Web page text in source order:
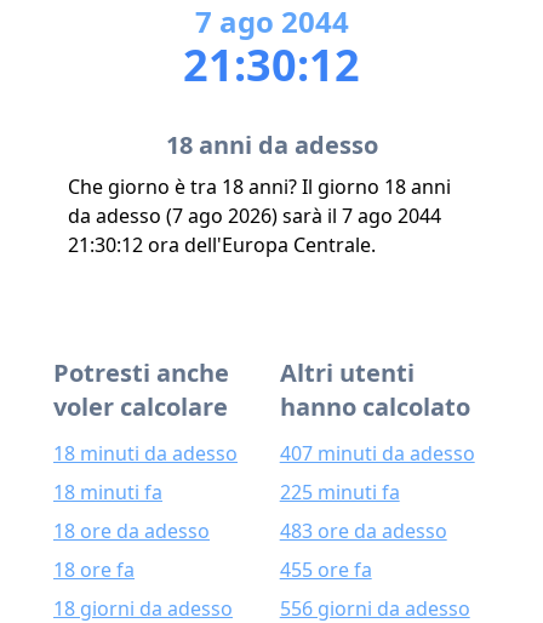
7 ago 2044
21:30:12
18 anni da adesso
Che giorno è tra 18 anni? Il giorno 18 anni
da adesso (7 ago 2026) sarà il 7 ago 2044
21:30:12 ora dell'Europa Centrale.
Potresti anche
voler calcolare
18 minuti da adesso
18 minuti fa
18 ore da adesso
18 ore fa
18 giorni da adesso
Altri utenti
hanno calcolato
407 minuti da adesso
225 minuti fa
483 ore da adesso
455 ore fa
556 giorni da adesso